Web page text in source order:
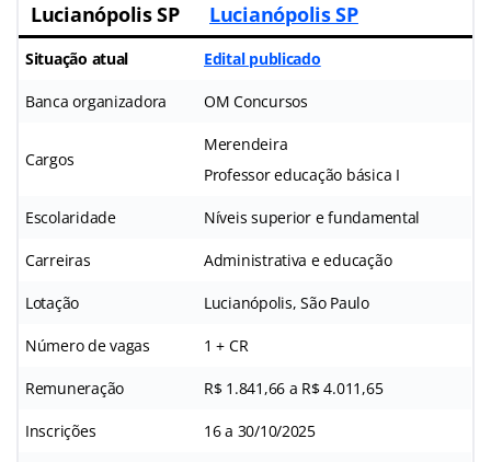
Lucianópolis SP
Lucianópolis SP
Situação atual Edital publicado
Banca organizadora OM Concursos
Cargos
Merendeira
Professor educação básica I
Escolaridade Níveis superior e fundamental
Carreiras Administrativa e educação
Lotação Lucianópolis, São Paulo
Número de vagas 1 + CR
Remuneração R$ 1.841,66 a R$ 4.011,65
Inscrições 16 a 30/10/2025